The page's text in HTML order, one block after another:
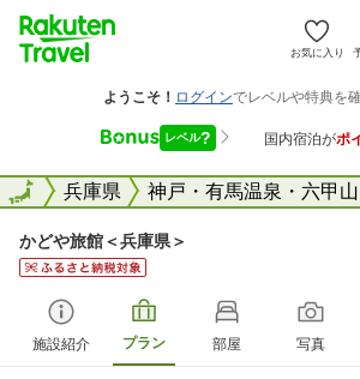
お気に入り
全国兵庫県 神戸・有馬温泉・六甲山
全国
かどや旅館＜兵庫県＞
施設紹介 プラン 部屋 写真